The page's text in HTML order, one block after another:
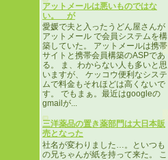
アットメールは悪いものではな
い。 が
愛媛で夫と入ったうどん屋さんが
アットメール で会員システムを構
築していた。 アットメールは携帯
サイトと携帯会員構築のASPであ
る。 ま、わからない人も多いと思
いますが、 ケッコウ便利なシステ
ムで料金もそれほどは高くないで
す。 でもまぁ。最近はgoogleの
gmailが...
三洋薬品の置き薬部門は大日本販
売となった
社名が変わりました…。といつも
の兄ちゃんが紙を持って来た。 こ